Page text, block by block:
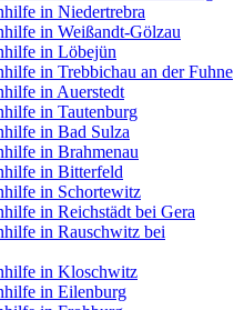
in Niedertrebra
in Weißandt-Gölzau
in Löbejün
in Trebbichau an der Fuhne
in Auerstedt
in Tautenburg
in Bad Sulza
in Brahmenau
in Bitterfeld
in Schortewitz
in Reichstädt bei Gera
in Rauschwitz bei
in Kloschwitz
in Eilenburg